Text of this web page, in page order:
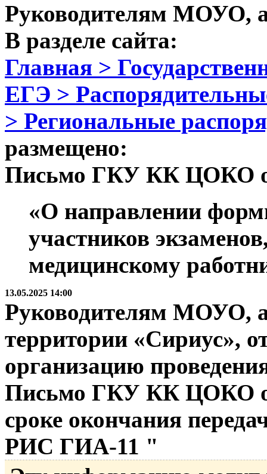
Руководителям МОУО,
В разделе сайта:
Главная >
ЕГЭ >
> Региональные
размещено:
Письмо ГКУ КК ЦОКО
«О направлении
участников
медицинскому
13.05.2025 14:00
Руководителям МОУО,
территории «Сириус»,
организацию
Письмо ГКУ КК ЦОКО
сроке окончания
РИС ГИА-11 "